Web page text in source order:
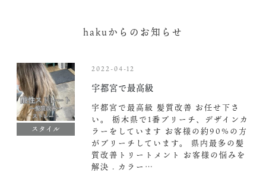
hakuからのお知らせ
スタイル
2022-04-12
宇都宮で最高級
宇都宮で最高級 髪質改善 お任せ下さ
い。 栃木県で1番ブリーチ、デザインカ
ラーをしています お客様の約90%の方
がブリーチしています。 県内最多の髪
質改善トリートメント お客様の悩みを
解決 . カラー…